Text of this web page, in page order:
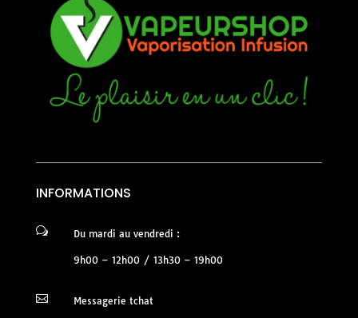
INFORMATIONS
w Du mardi au vendredi :
9h00 – 12h00 / 13h30 – 19h00
 Messagerie tchat